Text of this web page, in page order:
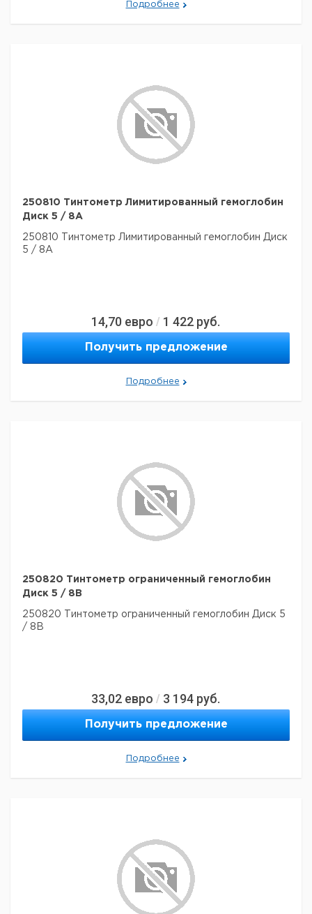
Подробнее
250810 Тинтометр Лимитированный гемоглобин
Диск 5 / 8А
250810 Тинтометр Лимитированный гемоглобин Диск
5 / 8А
14,70 евро / 1 422 руб.
Получить предложение
Подробнее
250820 Тинтометр ограниченный гемоглобин
Диск 5 / 8В
250820 Тинтометр ограниченный гемоглобин Диск 5
/ 8В
33,02 евро / 3 194 руб.
Получить предложение
Подробнее